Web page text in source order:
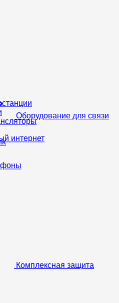
Оборудование для связи
интернет
Комплексная защита